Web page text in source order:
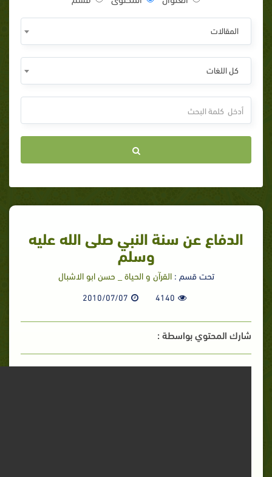
المقالات
كل اللغات
الدفاع عن سنة النبي صلى الله عليه
وسلم
تحت قسم :القرآن و الحياة _ حسن ابو الاشبال
4140
2010/07/07
شارك المحتوي بواسطة :